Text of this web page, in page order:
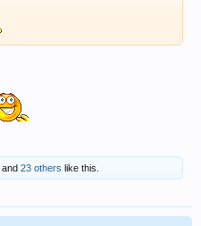
and 23 others like this.